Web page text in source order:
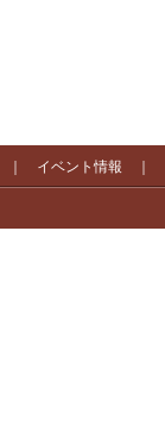
イベント情報